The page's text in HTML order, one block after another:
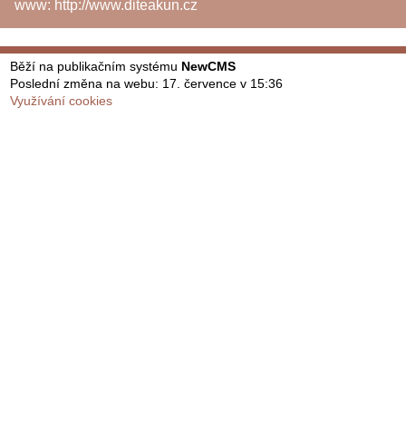
www: http://www.diteakun.cz
Běží na publikačním systému NewCMS
Poslední změna na webu: 17. července v 15:36
Využívání cookies